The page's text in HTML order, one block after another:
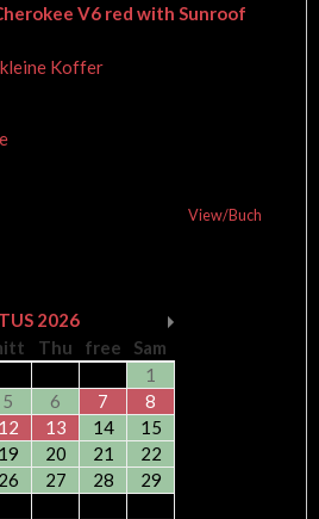
V6 red with Sunroof
Koffer
View/Buch
2026
Thu free
Sam
1
5 6 7
8
12 13 14
15
19 20 21
22
26 27 28
29